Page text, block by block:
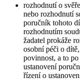
rozhodnutí o
nebo rozhodnutí
poručník tohoto
rozhodnutím
žadatel prokáže
osobní péči o
povinnost, a to
ustanovení
řízení o